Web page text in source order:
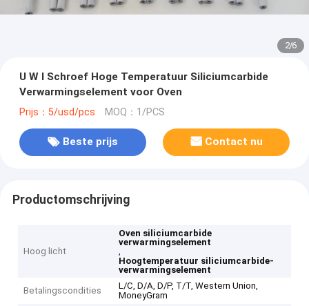
2/6
U W I Schroef Hoge Temperatuur Siliciumcarbide
Verwarmingselement voor Oven
Prijs：5/usd/pcs MOQ：1/PCS
Beste prijs Contact nu
Productomschrijving
Hoog licht
Oven siliciumcarbide
verwarmingselement
,
Hoogtemperatuur siliciumcarbide-
verwarmingselement
Betalingscondities
L/C, D/A, D/P, T/T, Western Union,
MoneyGram